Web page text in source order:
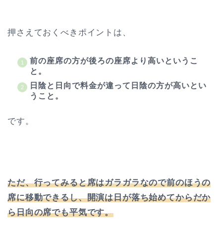
押さえておくべきポイントは、
前の座席の方が後ろの座席より高いというこ
と。
日陰と日向で料金が違って日陰の方が高いとい
うこと。
です。
ただ、行ってみると席はガラガラなので前のほうの
席に移動できるし、開演は日が落ち始めてからだか
ら日向の席でも平気です。